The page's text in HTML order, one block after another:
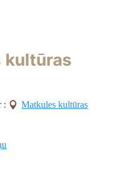
kultūras
:
Matkules kultūras